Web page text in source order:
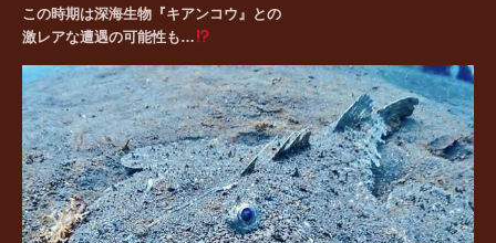
この時期は深海生物『キアンコウ』との
激レアな遭遇の可能性も…